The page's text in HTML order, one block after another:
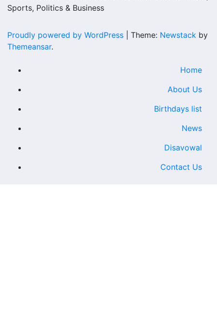
Sports, Politics & Business
Proudly powered by WordPress Theme: Newstack by
Themeansar.
Home
About Us
Birthdays list
News
Disavowal
Contact Us